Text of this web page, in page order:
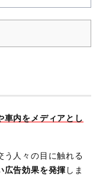
車内をメディアとし
う人々の目に触れる
広告効果を発揮 しま